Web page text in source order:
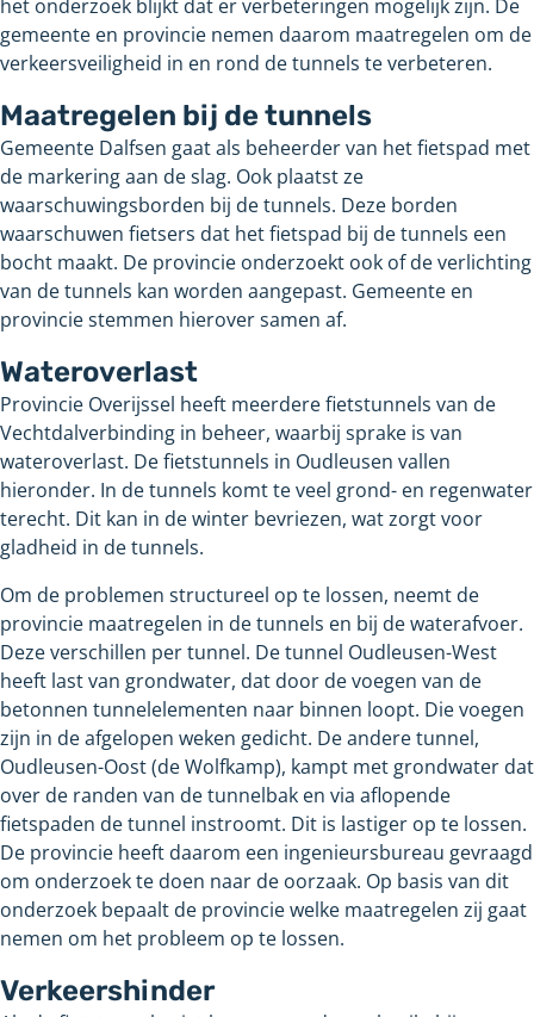
het onderzoek blijkt dat er verbeteringen mogelijk zijn. De
gemeente en provincie nemen daarom maatregelen om de
verkeersveiligheid in en rond de tunnels te verbeteren.
Maatregelen bij de tunnels
Gemeente Dalfsen gaat als beheerder van het fietspad met
de markering aan de slag. Ook plaatst ze
waarschuwingsborden bij de tunnels. Deze borden
waarschuwen fietsers dat het fietspad bij de tunnels een
bocht maakt. De provincie onderzoekt ook of de verlichting
van de tunnels kan worden aangepast. Gemeente en
provincie stemmen hierover samen af.
Wateroverlast
Provincie Overijssel heeft meerdere fietstunnels van de
Vechtdalverbinding in beheer, waarbij sprake is van
wateroverlast. De fietstunnels in Oudleusen vallen
hieronder. In de tunnels komt te veel grond- en regenwater
terecht. Dit kan in de winter bevriezen, wat zorgt voor
gladheid in de tunnels.
Om de problemen structureel op te lossen, neemt de
provincie maatregelen in de tunnels en bij de waterafvoer.
Deze verschillen per tunnel. De tunnel Oudleusen-West
heeft last van grondwater, dat door de voegen van de
betonnen tunnelelementen naar binnen loopt. Die voegen
zijn in de afgelopen weken gedicht. De andere tunnel,
Oudleusen-Oost (de Wolfkamp), kampt met grondwater dat
over de randen van de tunnelbak en via aflopende
fietspaden de tunnel instroomt. Dit is lastiger op te lossen.
De provincie heeft daarom een ingenieursbureau gevraagd
om onderzoek te doen naar de oorzaak. Op basis van dit
onderzoek bepaalt de provincie welke maatregelen zij gaat
nemen om het probleem op te lossen.
Verkeershinder